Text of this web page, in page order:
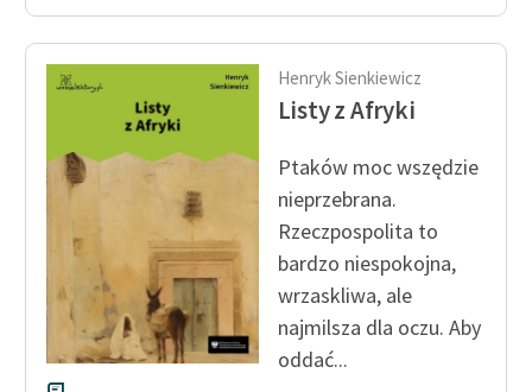
niepełnosprawnościami
Feministyczne inspiracje.
Popularyzacja
skandynawskiej literatury
feministycznej
Ręce pełne poezji
Kolekcje edukacyjne
twórców przechodzących
do domeny publicznej,
lektur szkolnych oraz
Starego Testamentu
Henryk Sienkiewicz
Listy z Afryki
Ptaków moc wszędzie
nieprzebrana.
Rzeczpospolita to
bardzo niespokojna,
wrzaskliwa, ale
najmilsza dla oczu. Aby
oddać...